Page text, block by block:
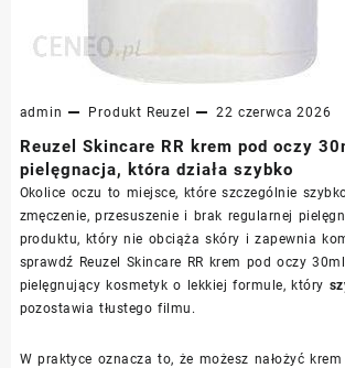
admin Produkt Reuzel 22 czerwca 2026
Reuzel Skincare RR krem pod oczy
pielęgnacja, która działa szybko
Okolice oczu to miejsce, które szczególnie
zmęczenie, przesuszenie i brak regularnej
produktu, który nie obciąża skóry i zapewnia
sprawdź Reuzel Skincare RR krem pod oczy
pielęgnujący kosmetyk o lekkiej formule, który
pozostawia tłustego filmu.
W praktyce oznacza to, że możesz nałożyć